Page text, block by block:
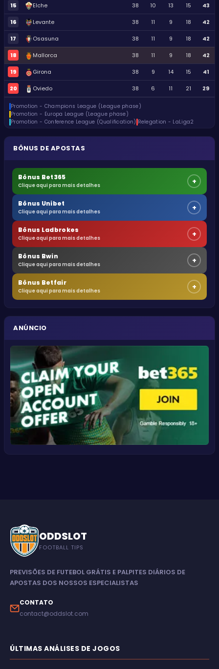
15 Elche 38 10 13 15 43
16 Levante 38 11 9 18 42
17 Osasuna 38 11 9 18 42
18 Mallorca 38 11 9 18 42
19 Girona 38 9 14 15 41
20 Oviedo 38 6 11 21 29
Promotion - Champions League (League phase)
Promotion - Europa League (League phase)
Promotion - Conference League (Qualification) Relegation - LaLiga2
BÔNUS DE APOSTAS
Bônus Bet365
Clique aqui para mais detalhes +
Bônus Unibet
Clique aqui para mais detalhes +
Bônus Ladbrokes
Clique aqui para mais detalhes +
Bônus Bwin
Clique aqui para mais detalhes +
Bônus Betfair
Clique aqui para mais detalhes +
ANÚNCIO
ODDSLOT
FOOTBALL TIPS
PREVISÕES DE FUTEBOL GRÁTIS E PALPITES DIÁRIOS DE
APOSTAS DOS NOSSOS ESPECIALISTAS
CONTATO
contact@oddslot.com
ÚLTIMAS ANÁLISES DE JOGOS